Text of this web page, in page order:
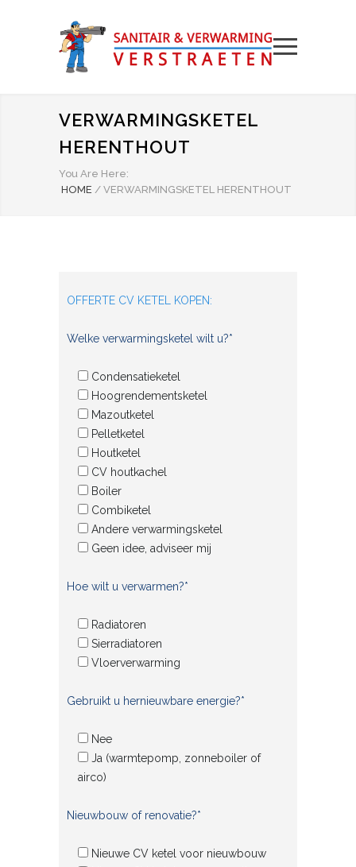
VERWARMINGSKETEL
HERENTHOUT
You Are Here:
HOME / VERWARMINGSKETEL HERENTHOUT
OFFERTE CV KETEL KOPEN:
Welke verwarmingsketel wilt u?*
Condensatieketel
Hoogrendementsketel
Mazoutketel
Pelletketel
Houtketel
CV houtkachel
Boiler
Combiketel
Andere verwarmingsketel
Geen idee, adviseer mij
Hoe wilt u verwarmen?*
Radiatoren
Sierradiatoren
Vloerverwarming
Gebruikt u hernieuwbare energie?*
Nee
Ja (warmtepomp, zonneboiler of
airco)
Nieuwbouw of renovatie?*
Nieuwe CV ketel voor nieuwbouw